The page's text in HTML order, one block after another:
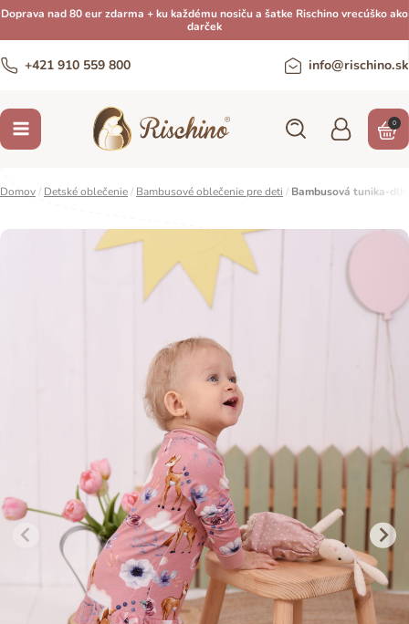
Doprava nad 80 eur zdarma + ku každému nosiču a šatke Rischino vrecúško ako
darček
+421 910 559 800 info@rischino.sk
0
Domov/ Detské oblečenie/ Bambusové oblečenie pre deti / Bambusová tunika-